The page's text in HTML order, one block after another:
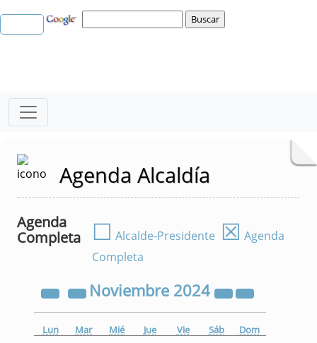
Agenda Alcaldía
Agenda
Completa
☐ Alcalde-Presidente ☒ Agenda
Completa
Noviembre 2024
Lun Mar Mié Jue Vie Sáb Dom